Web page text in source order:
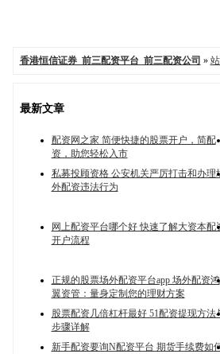
香港恒信证券_前三配资平台_前三配资公司 »
最新文章
配资网之家 简便快捷的股票开户，简配
资，助您轻松入市
私募投顾资格 公安机关严厉打击和办理
外配资违法行为
网上配资平台哪个好 快速了解大资本配
开户流程
正规的股票场外配资平台app 场外配资鸿
翼资管：量身定制您的理财方案
股票配资几倍杠杆最好 51配资提现方法
步骤详解
新手配资要询N配资平台 期货手续费如